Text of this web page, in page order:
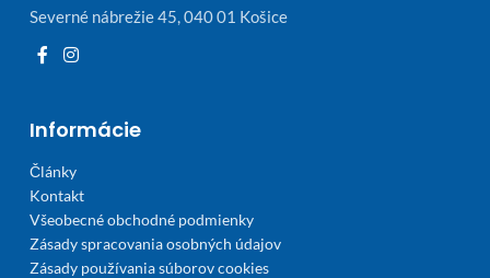
Severné nábrežie 45, 040 01 Košice
Informácie
Články
Kontakt
Všeobecné obchodné podmienky
Zásady spracovania osobných údajov
Zásady používania súborov cookies